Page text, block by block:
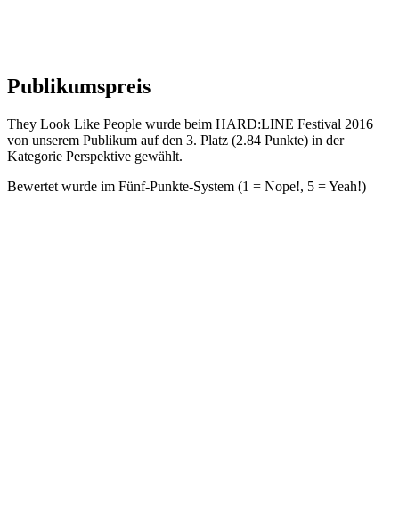
Publikumspreis
They Look Like People wurde beim HARD:LINE Festival 2016
von unserem Publikum auf den 3. Platz (2.84 Punkte) in der
Kategorie Perspektive gewählt.
Bewertet wurde im Fünf-Punkte-System (1 = Nope!, 5 = Yeah!)